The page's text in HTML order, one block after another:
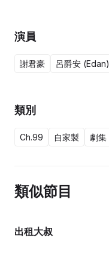
演員
謝君豪 呂爵安 (Edan)
類別
Ch.99 自家製 劇集
類似節目
出租大叔